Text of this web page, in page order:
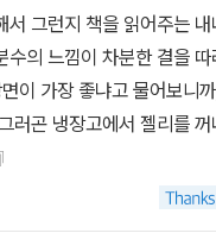
서 그런지 책을 읽어주는
수의 느낌이 차분한 결을
이 가장 좋냐고 물어보니
러곤 냉장고에서 젤리를 꺼